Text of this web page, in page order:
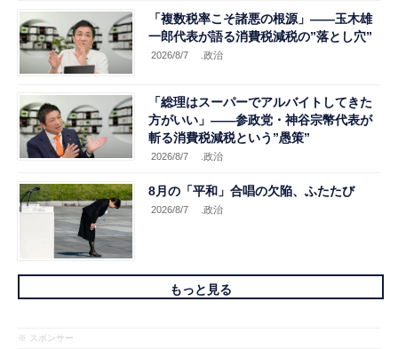
「複数税率こそ諸悪の根源」――玉木雄
一郎代表が語る消費税減税の”落とし穴”
2026/8/7 .政治
「総理はスーパーでアルバイトしてきた
方がいい」――参政党・神谷宗幣代表が
斬る消費税減税という”愚策”
2026/8/7 .政治
8月の「平和」合唱の欠陥、ふたたび
2026/8/7 .政治
もっと見る
※ スポンサー